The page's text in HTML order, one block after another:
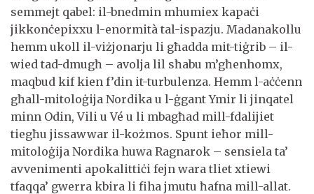
semmejt qabel: il-bnedmin mhumiex kapaċi
jikkonċepixxu l-enormità tal-ispazju. Madanakollu
hemm ukoll il-viżjonarju li għadda mit-tiġrib – il-
wied tad-dmugħ – avolja lil sħabu m’għenhomx,
maqbud kif kien f’din it-turbulenza. Hemm l-aċċenn
għall-mitoloġija Nordika u l-ġgant Ymir li jinqatel
minn Odin, Vili u Vé u li mbagħad mill-fdalijiet
tiegħu jissawwar il-kożmos. Spunt ieħor mill-
mitoloġija Nordika huwa Ragnarok – sensiela ta’
avvenimenti apokalittiċi fejn wara tliet xtiewi
tfaqqa’ gwerra kbira li fiha jmutu ħafna mill-allat.